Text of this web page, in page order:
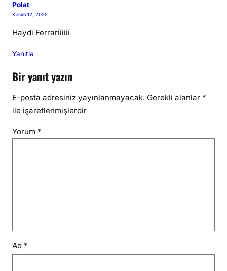
Polat
Kasım 12, 2025
Haydi Ferrariiiiii
Yanıtla
Bir yanıt yazın
E-posta adresiniz yayınlanmayacak. Gerekli alanlar *
ile işaretlenmişlerdir
Yorum *
Ad *